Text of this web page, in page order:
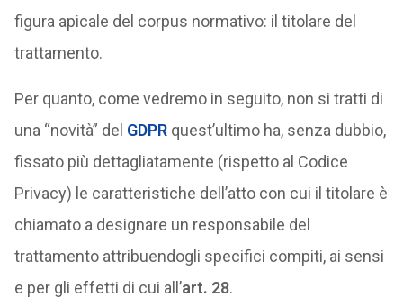
figura apicale del corpus normativo: il titolare del
trattamento.
Per quanto, come vedremo in seguito, non si tratti di
una “novità” del GDPRquest’ultimo ha, senza dubbio,
fissato più dettagliatamente (rispetto al Codice
Privacy) le caratteristiche dell’atto con cui il titolare è
chiamato a designare un responsabile del
trattamento attribuendogli specifici compiti, ai sensi
e per gli effetti di cui all’art. 28.